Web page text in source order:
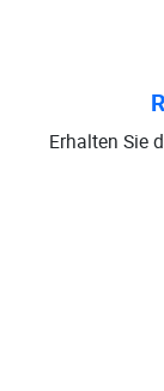
Erhalten Sie